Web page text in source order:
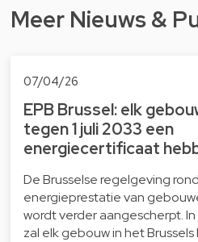
Meer Nieuws &
07/04/26
EPB Brussel: elk
tegen 1 juli 2033 een
energiecertificaat
De Brusselse regelgeving
energieprestatie van
wordt verder aangescherpt.
zal elk gebouw in het